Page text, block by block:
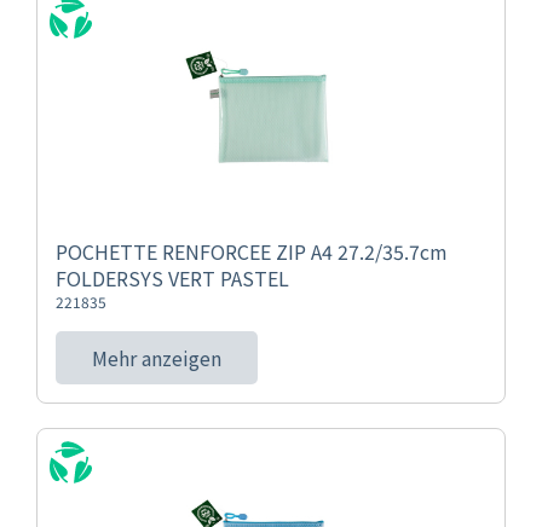
POCHETTE RENFORCEE ZIP A4 27.2/35.7cm
FOLDERSYS VERT PASTEL
221835
Mehr anzeigen